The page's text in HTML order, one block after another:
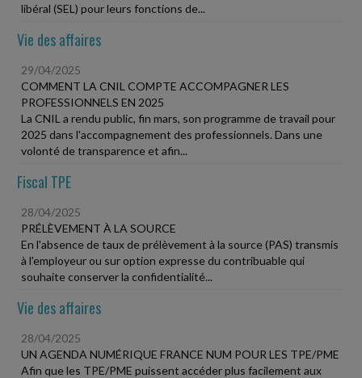
libéral (SEL) pour leurs fonctions de...
Vie des affaires
29/04/2025
COMMENT LA CNIL COMPTE ACCOMPAGNER LES
PROFESSIONNELS EN 2025
La CNIL a rendu public, fin mars, son programme de travail pour
2025 dans l'accompagnement des professionnels. Dans une
volonté de transparence et afin...
Fiscal TPE
28/04/2025
PRÉLÈVEMENT À LA SOURCE
En l'absence de taux de prélèvement à la source (PAS) transmis
à l'employeur ou sur option expresse du contribuable qui
souhaite conserver la confidentialité...
Vie des affaires
28/04/2025
UN AGENDA NUMÉRIQUE FRANCE NUM POUR LES TPE/PME
Afin que les TPE/PME puissent accéder plus facilement aux